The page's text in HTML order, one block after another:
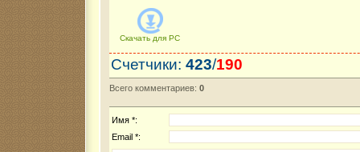
Скачать для PC
Счетчики: 423/190
Всего комментариев: 0
Имя *:
Email *: